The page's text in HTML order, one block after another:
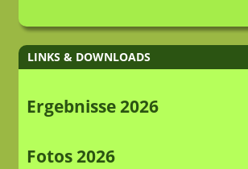
LINKS & DOWNLOADS
Ergebnisse 2026
Fotos 2026